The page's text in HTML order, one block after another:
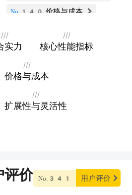
No.140 价格与成本
No.301扩展性与灵活性
No.341
///
实力
///
核心性能指标
///
价格与成本
///
扩展性与灵活性
价 No.341 用户评价